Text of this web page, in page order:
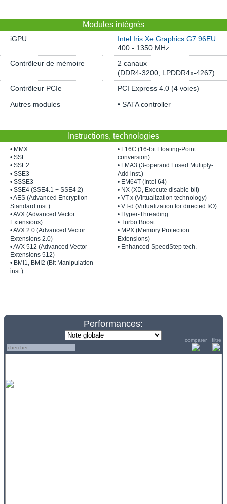
Modules intégrés
iGPU
Intel Iris Xe Graphics G7 96EU
400 - 1350 MHz
Contrôleur de mémoire
2 canaux
(DDR4-3200, LPDDR4x-4267)
Contrôleur PCIe
PCI Express 4.0 (4 voies)
Autres modules
• SATA controller
Instructions, technologies
• MMX
• SSE
• SSE2
• SSE3
• SSSE3
• SSE4 (SSE4.1 + SSE4.2)
• AES (Advanced Encryption
Standard inst.)
• AVX (Advanced Vector
Extensions)
• AVX 2.0 (Advanced Vector
Extensions 2.0)
• AVX 512 (Advanced Vector
Extensions 512)
• BMI1, BMI2 (Bit Manipulation
inst.)
• F16C (16-bit Floating-Point
conversion)
• FMA3 (3-operand Fused Multiply-
Add inst.)
• EM64T (Intel 64)
• NX (XD, Execute disable bit)
• VT-x (Virtualization technology)
• VT-d (Virtualization for directed I/O)
• Hyper-Threading
• Turbo Boost
• MPX (Memory Protection
Extensions)
• Enhanced SpeedStep tech.
Performances:
comparer filtre